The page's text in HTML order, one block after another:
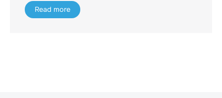
Read more